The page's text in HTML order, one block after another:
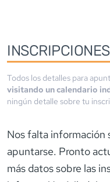
INSCRIPCIONES
Todos los detalles para
visitando un calendario
ningún detalle sobre tu
Nos falta información
apuntarse. Pronto
más datos sobre las